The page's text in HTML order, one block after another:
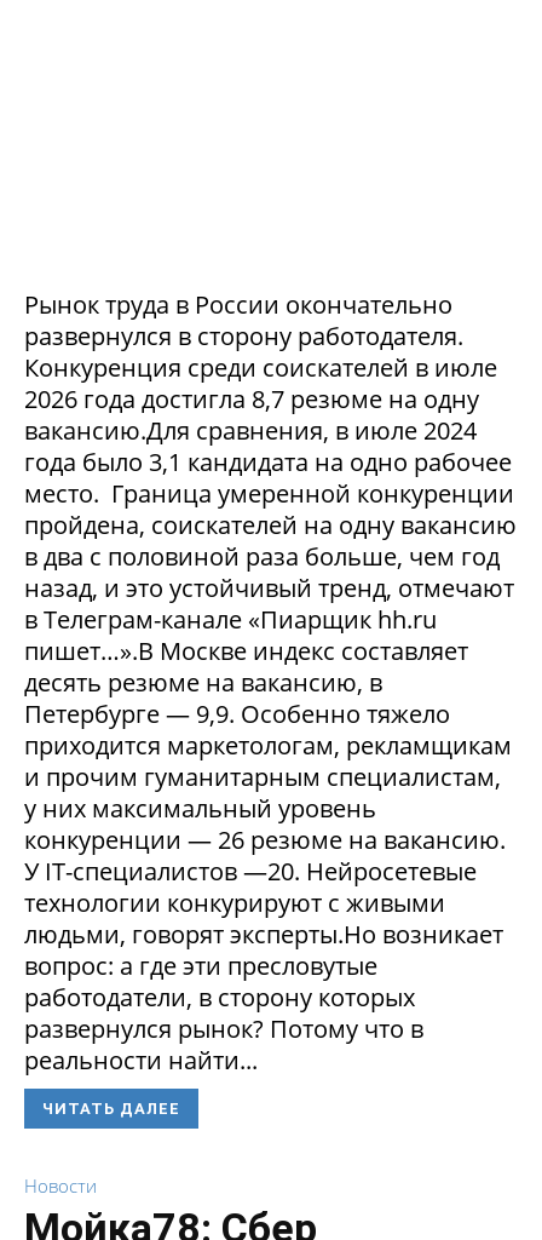
Рынок труда в России окончательно
развернулся в сторону работодателя.
Конкуренция среди соискателей в июле
2026 года достигла 8,7 резюме на одну
вакансию.Для сравнения, в июле 2024
года было 3,1 кандидата на одно рабочее
место. Граница умеренной конкуренции
пройдена, соискателей на одну вакансию
в два с половиной раза больше, чем год
назад, и это устойчивый тренд, отмечают
в Телеграм-канале «Пиарщик hh.ru
пишет…».В Москве индекс составляет
десять резюме на вакансию, в
Петербурге — 9,9. Особенно тяжело
приходится маркетологам, рекламщикам
и прочим гуманитарным специалистам,
у них максимальный уровень
конкуренции — 26 резюме на вакансию.
У IT-специалистов —20. Нейросетевые
технологии конкурируют с живыми
людьми, говорят эксперты.Но возникает
вопрос: а где эти пресловутые
работодатели, в сторону которых
развернулся рынок? Потому что в
реальности найти...
ЧИТАТЬ ДАЛЕЕ
Новости
Мойка78: Сбер